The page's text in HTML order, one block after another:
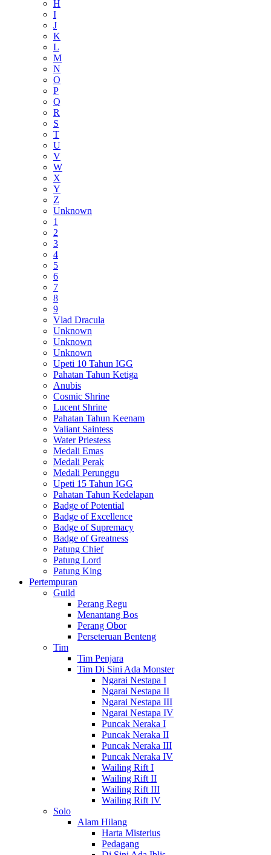
H
I
J
K
L
M
N
O
P
Q
R
S
T
U
V
W
X
Y
Z
Unknown
1
2
3
4
5
6
7
8
9
Vlad Dracula
Unknown
Unknown
Unknown
Upeti 10 Tahun IGG
Pahatan Tahun Ketiga
Anubis
Cosmic Shrine
Lucent Shrine
Pahatan Tahun Keenam
Valiant Saintess
Water Priestess
Medali Emas
Medali Perak
Medali Perunggu
Upeti 15 Tahun IGG
Pahatan Tahun Kedelapan
Badge of Potential
Badge of Excellence
Badge of Supremacy
Badge of Greatness
Patung Chief
Patung Lord
Patung King
Pertempuran
Guild
Perang Regu
Menantang Bos
Perang Obor
Perseteruan Benteng
Tim
Tim Penjara
Tim Di Sini Ada Monster
Ngarai Nestapa I
Ngarai Nestapa II
Ngarai Nestapa III
Ngarai Nestapa IV
Puncak Neraka I
Puncak Neraka II
Puncak Neraka III
Puncak Neraka IV
Wailing Rift I
Wailing Rift II
Wailing Rift III
Wailing Rift IV
Solo
Alam Hilang
Harta Misterius
Pedagang